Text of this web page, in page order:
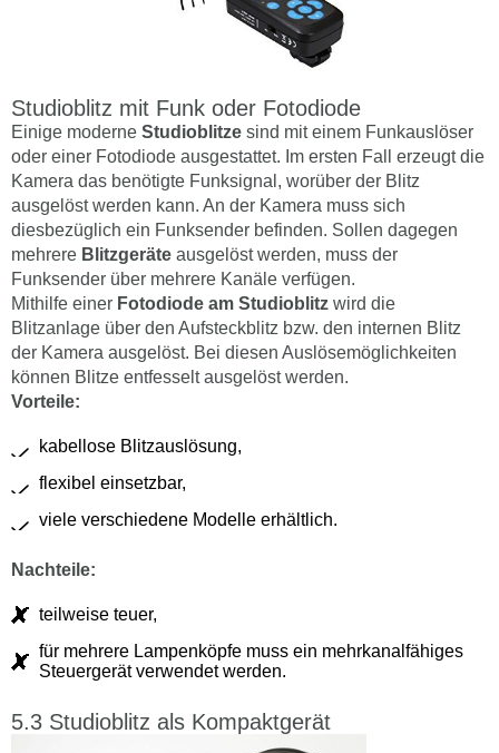
Studioblitz mit Funk oder Fotodiode
Einige moderne Studioblitze sind mit einem Funkauslöser
oder einer Fotodiode ausgestattet. Im ersten Fall erzeugt die
Kamera das benötigte Funksignal, worüber der Blitz
ausgelöst werden kann. An der Kamera muss sich
diesbezüglich ein Funksender befinden. Sollen dagegen
mehrere Blitzgeräte ausgelöst werden, muss der
Funksender über mehrere Kanäle verfügen.
Mithilfe einer Fotodiode am Studioblitz wird die
Blitzanlage über den Aufsteckblitz bzw. den internen Blitz
der Kamera ausgelöst. Bei diesen Auslösemöglichkeiten
können Blitze entfesselt ausgelöst werden.
Vorteile:
kabellose Blitzauslösung,
flexibel einsetzbar,
viele verschiedene Modelle erhältlich.
Nachteile:
teilweise teuer,
für mehrere Lampenköpfe muss ein mehrkanalfähiges
Steuergerät verwendet werden.
Studioblitz als Kompaktgerät